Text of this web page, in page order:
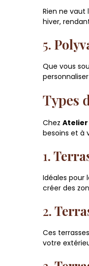
Rien ne
hiver,
5.
Que vous
Types
Chez Atelier
besoins et à
1.
Idéales pour
créer des
2.
Ces
votre